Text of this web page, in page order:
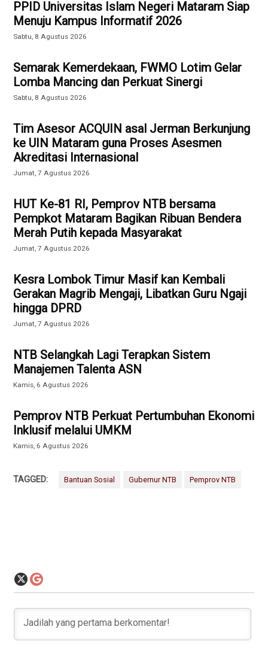
PPID Universitas Islam Negeri Mataram Siap
Menuju Kampus Informatif 2026
Sabtu, 8 Agustus 2026
Semarak Kemerdekaan, FWMO Lotim Gelar
Lomba Mancing dan Perkuat Sinergi
Sabtu, 8 Agustus 2026
Tim Asesor ACQUIN asal Jerman Berkunjung
ke UIN Mataram guna Proses Asesmen
Akreditasi Internasional
Jumat, 7 Agustus 2026
HUT Ke-81 RI, Pemprov NTB bersama
Pempkot Mataram Bagikan Ribuan Bendera
Merah Putih kepada Masyarakat
Jumat, 7 Agustus 2026
Kesra Lombok Timur Masif kan Kembali
Gerakan Magrib Mengaji, Libatkan Guru Ngaji
hingga DPRD
Jumat, 7 Agustus 2026
NTB Selangkah Lagi Terapkan Sistem
Manajemen Talenta ASN
Kamis, 6 Agustus 2026
Pemprov NTB Perkuat Pertumbuhan Ekonomi
Inklusif melalui UMKM
Kamis, 6 Agustus 2026
TAGGED: Bantuan Sosial Gubernur NTB Pemprov NTB